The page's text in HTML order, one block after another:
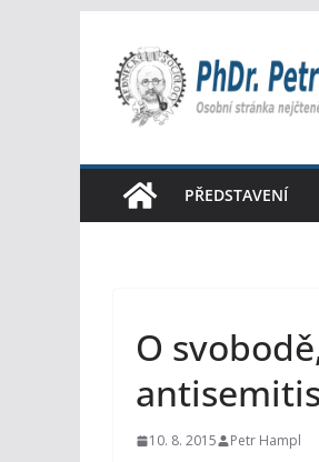
obsah
PŘEDSTAVENÍ
O
10. 8. 2015 Petr Hampl